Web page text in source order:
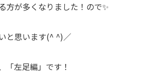
方が多くなりました！ので✨
と思います(^ ^)／
「左足編」です！